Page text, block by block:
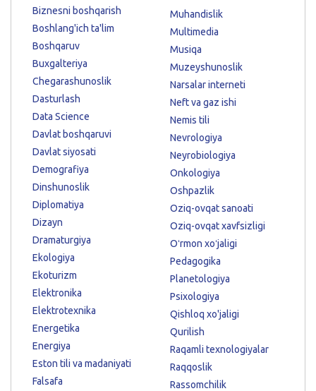
Biznesni boshqarish
Boshlang'ich ta'lim
Boshqaruv
Buxgalteriya
Chegarashunoslik
Dasturlash
Data Science
Davlat boshqaruvi
Davlat siyosati
Demografiya
Dinshunoslik
Diplomatiya
Dizayn
Dramaturgiya
Ekologiya
Ekoturizm
Elektronika
Elektrotexnika
Energetika
Energiya
Eston tili va madaniyati
Falsafa
Muhandislik
Multimedia
Musiqa
Muzeyshunoslik
Narsalar interneti
Neft va gaz ishi
Nemis tili
Nevrologiya
Neyrobiologiya
Onkologiya
Oshpazlik
Oziq-ovqat sanoati
Oziq-ovqat xavfsizligi
Oʻrmon xoʻjaligi
Pedagogika
Planetologiya
Psixologiya
Qishloq xo'jaligi
Qurilish
Raqamli texnologiyalar
Raqqoslik
Rassomchilik